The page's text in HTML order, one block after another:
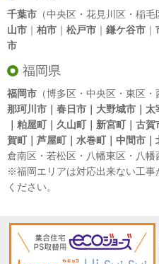
千葉市 （中央区・花見川区・稲
山市 ｜ 柏市 ｜ 松戸市 ｜ 鎌ケ谷市 ｜
市
福岡県
福岡市 （博多区・中央区・東区
那珂川市｜春日市｜大野城市｜
｜粕屋町｜久山町｜新宮町｜古
賀町｜芦屋町｜水巻町｜中間市｜
倉南区・若松区・八幡東区・八幡
※福岡エリアは対応出来ない工事
ください。